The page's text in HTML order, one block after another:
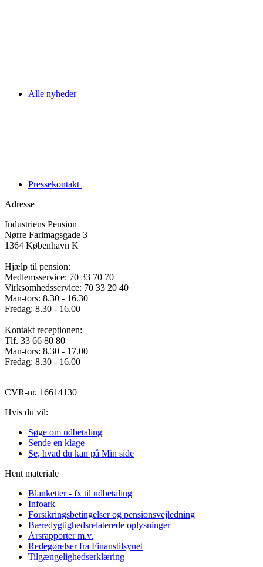
Alle nyheder
Pressekontakt
Adresse
Industriens Pension
Nørre Farimagsgade 3
1364 København K
Hjælp til pension:
Medlemsservice: 70 33 70 70
Virksomhedsservice: 70 33 20 40
Man-tors: 8.30 - 16.30
Fredag: 8.30 - 16.00
Kontakt receptionen:
Tlf. 33 66 80 80
Man-tors: 8.30 - 17.00
Fredag: 8.30 - 16.00
CVR-nr. 16614130
Hvis du vil:
Søge om udbetaling
Sende en klage
Se, hvad du kan på Min side
Hent materiale
Blanketter - fx til udbetaling
Infoark
Forsikringsbetingelser og pensionsvejledning
Bæredygtighedsrelaterede oplysninger
Årsrapporter m.v.
Redegørelser fra Finanstilsynet
Tilgængelighedserklæring